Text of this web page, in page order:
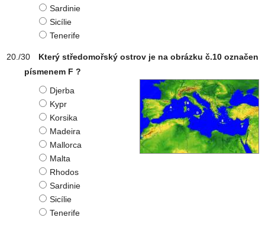
Sardinie
Sicílie
Tenerife
Který středomořský ostrov je na obrázku č.10 označen
písmenem F ?
Djerba
Kypr
Korsika
Madeira
Mallorca
Malta
Rhodos
Sardinie
Sicílie
Tenerife